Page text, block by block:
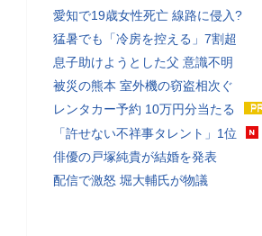
愛知で19歳女性死亡 線路に侵入?
猛暑でも「冷房を控える」7割超
息子助けようとした父 意識不明
被災の熊本 室外機の窃盗相次ぐ
レンタカー予約 10万円分当たる
「許せない不祥事タレント」1位
俳優の戸塚純貴が結婚を発表
配信で激怒 堀大輔氏が物議